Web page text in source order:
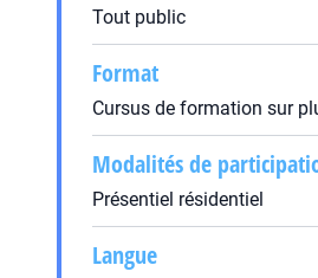
Tout public
Format
Cursus de formation sur
Modalités de
Présentiel résidentiel
Langue